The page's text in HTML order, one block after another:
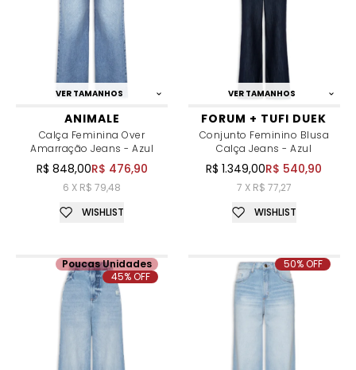
VER TAMANHOS
ANIMALE
Calça Feminina Over
Amarração Jeans - Azul
R$ 848,00R$ 476,90
6 X R$ 79,48
WISHLIST
VER TAMANHOS
FORUM + TUFI DUEK
Conjunto Feminino Blusa
Calça Jeans - Azul
R$ 1.349,00R$ 540,90
7 X R$ 77,27
WISHLIST
Poucas Unidades
45% OFF
50% OFF